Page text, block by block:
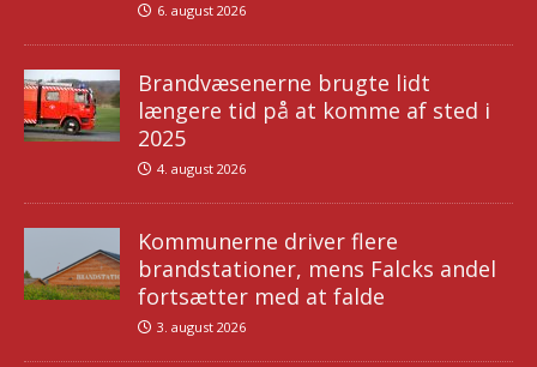
6. august 2026
Brandvæsenerne brugte lidt
længere tid på at komme af sted i
2025
4. august 2026
Kommunerne driver flere
brandstationer, mens Falcks andel
fortsætter med at falde
3. august 2026